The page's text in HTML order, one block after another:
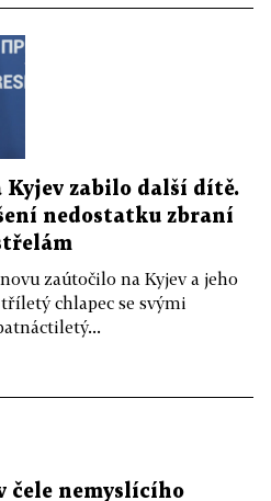
Kyjev zabilo další dítě.
nedostatku zbraní
zaútočilo na Kyjev a jeho
chlapec se svými
čele nemyslícího